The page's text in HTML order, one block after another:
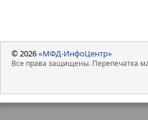
© 2026«МФД-ИнфоЦентр»
Все права защищены. Перепечатка